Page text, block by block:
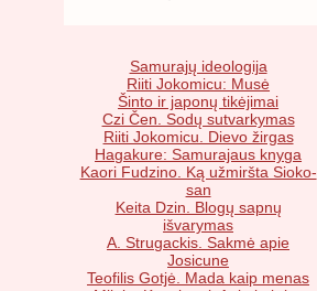
Samurajų ideologija
Riiti Jokomicu: Musė
Šinto ir japonų tikėjimai
Czi Čen. Sodų sutvarkymas
Riiti Jokomicu. Dievo žirgas
Hagakure: Samurajaus knyga
Kaori Fudzino. Ką užmiršta Sioko-
san
Keita Dzin. Blogų sapnų
išvarymas
A. Strugackis. Sakmė apie
Josicune
Teofilis Gotjė. Mada kaip menas